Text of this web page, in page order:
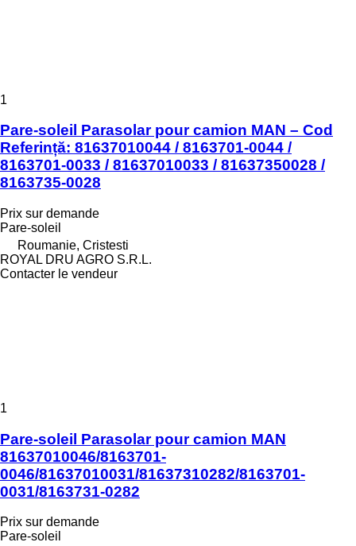
1
Pare-soleil Parasolar pour camion MAN – Cod
Referință: 81637010044 / 8163701-0044 /
8163701-0033 / 81637010033 / 81637350028 /
8163735-0028
Prix sur demande
Pare-soleil
Roumanie, Cristesti
ROYAL DRU AGRO S.R.L.
Contacter le vendeur
1
Pare-soleil Parasolar pour camion MAN
81637010046/8163701-
0046/81637010031/81637310282/8163701-
0031/8163731-0282
Prix sur demande
Pare-soleil